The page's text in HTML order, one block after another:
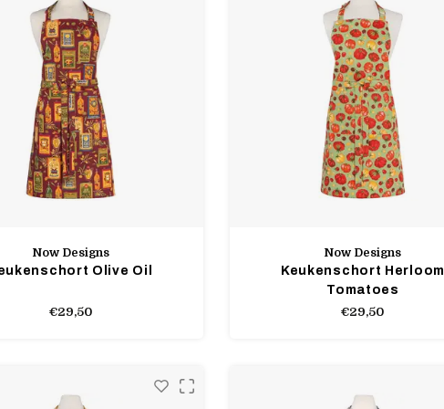
Now Designs
Olive Oil
€29,50
Now Designs
Keukenschort Herloom
Tomatoes
€29,50